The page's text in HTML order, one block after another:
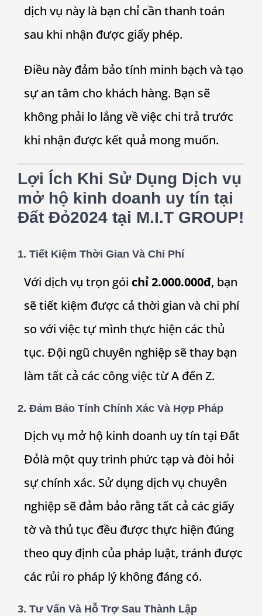
dịch vụ này là bạn chỉ cần thanh toán
sau khi nhận được giấy phép.
Điều này đảm bảo tính minh bạch và tạo
sự an tâm cho khách hàng. Bạn sẽ
không phải lo lắng về việc chi trả trước
khi nhận được kết quả mong muốn.
Lợi Ích Khi Sử Dụng Dịch vụ
mở hộ kinh doanh uy tín tại
Đất Đỏ2024 tại M.I.T GROUP!
1. Tiết Kiệm Thời Gian Và Chi Phí
Với dịch vụ trọn gói chỉ 2.000.000đ, bạn
sẽ tiết kiệm được cả thời gian và chi phí
so với việc tự mình thực hiện các thủ
tục. Đội ngũ chuyên nghiệp sẽ thay bạn
làm tất cả các công việc từ A đến Z.
2. Đảm Bảo Tính Chính Xác Và Hợp Pháp
Dịch vụ mở hộ kinh doanh uy tín tại Đất
Đỏlà một quy trình phức tạp và đòi hỏi
sự chính xác. Sử dụng dịch vụ chuyên
nghiệp sẽ đảm bảo rằng tất cả các giấy
tờ và thủ tục đều được thực hiện đúng
theo quy định của pháp luật, tránh được
các rủi ro pháp lý không đáng có.
3. Tư Vấn Và Hỗ Trợ Sau Thành Lập